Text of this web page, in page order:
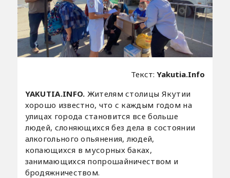
Текст:Yakutia.Info
YAKUTIA.INFO. Жителям столицы Якутии
хорошо известно, что с каждым годом на
улицах города становится все больше
людей, слоняющихся без дела в состоянии
алкогольного опьянения, людей,
копающихся в мусорных баках,
занимающихся попрошайничеством и
бродяжничеством.